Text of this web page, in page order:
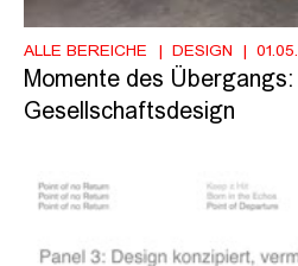
ALLE BEREICHE DESIGN
Momente des Übergangs:
Gesellschaftsdesign